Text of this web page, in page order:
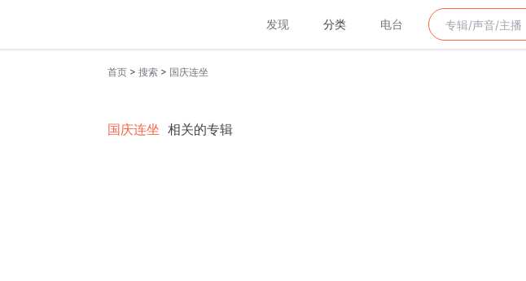
发现 分类 电台
首页 > 搜索 > 国庆连坐
国庆连坐 相关的专辑